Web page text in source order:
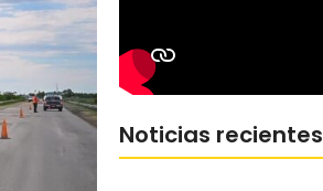
Noticias recientes